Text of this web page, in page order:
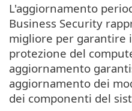
L'aggiornamento
Business Security
migliore per garantire
protezione del
aggiornamento
aggiornamento dei
dei componenti del